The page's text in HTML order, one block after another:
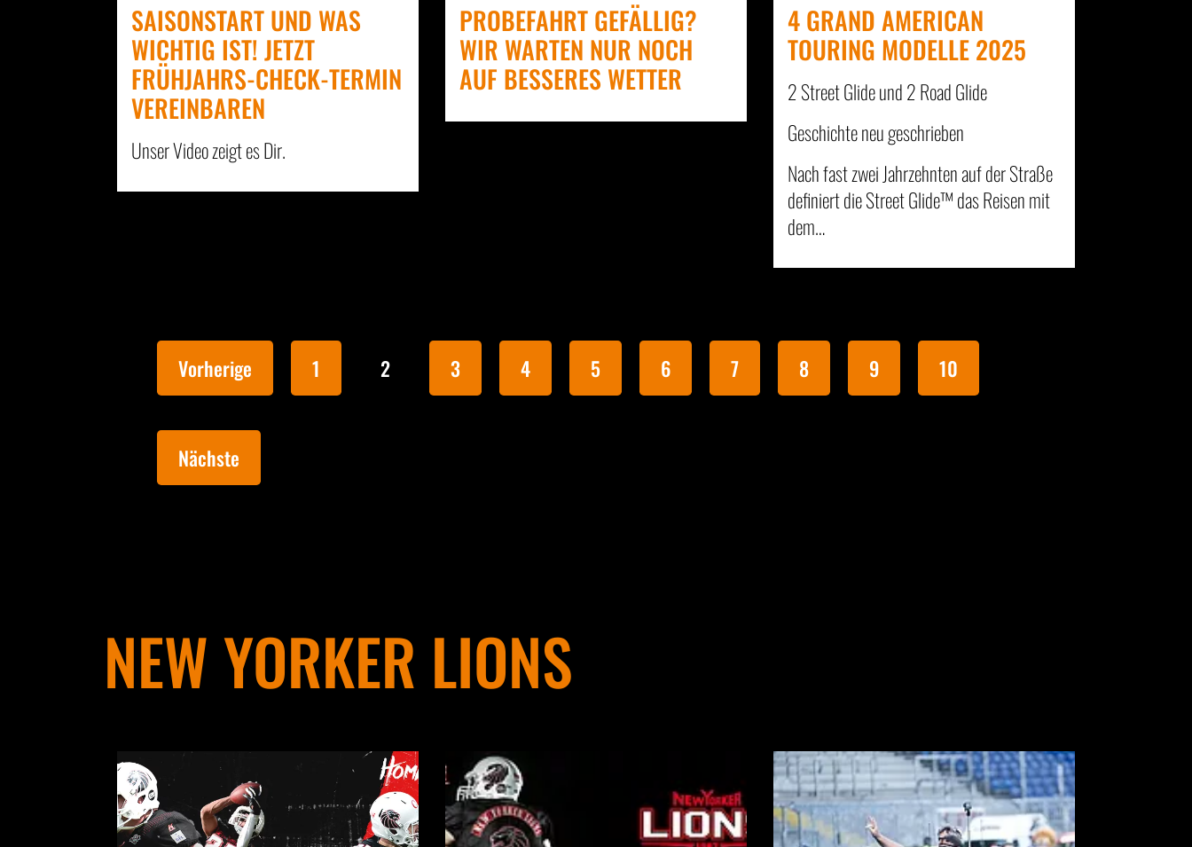
SAISONSTART UND WAS
WICHTIG IST! JETZT
FRÜHJAHRS-CHECK-TERMIN
VEREINBAREN
Unser Video zeigt es Dir.
PROBEFAHRT GEFÄLLIG?
WIR WARTEN NUR NOCH
AUF BESSERES WETTER
4 GRAND AMERICAN
TOURING MODELLE 2025
2 Street Glide und 2 Road Glide
Geschichte neu geschrieben
Nach fast zwei Jahrzehnten auf der Straße
definiert die Street Glide™ das Reisen mit
dem…
Vorherige 1 2 3 4 5 6 7 8 9 10
Nächste
NEW YORKER LIONS